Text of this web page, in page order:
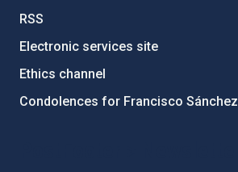
RSS
Electronic services site
Ethics channel
Condolences for Francisco Sánchez